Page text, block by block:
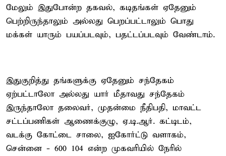
மேலும் இதுபோன்ற தகவல், கடிதங்கள் ஏதேனும்
பெற்றிருந்தாலும் அல்லது பெறப்பட்டாலும் பொது
மக்கள் யாரும் பயப்படவும், பதட்டப்படவும் வேண்டாம்.
இதுகுறித்து தங்களுக்கு ஏதேனும் சந்தேகம்
ஏற்பட்டாலோ அல்லது யார் மீதாவது சந்தேகம்
இருந்தாலோ தலைவர், முதன்மை நீதிபதி, மாவட்ட
சட்டப்பணிகள் ஆணைக்குழு, ஏ.டி.ஆர். கட்டிடம்,
வடக்கு கோட்டை சாலை, ஐகோர்ட்டு வளாகம்,
சென்னை - 600 104 என்ற முகவரியில் நேரில்